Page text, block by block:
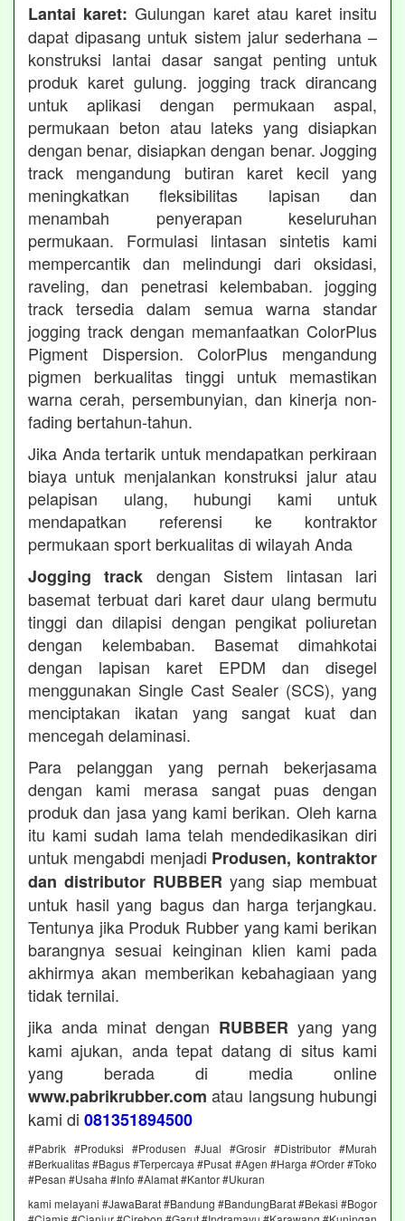
Lantai karet: Gulungan karet atau karet insitu
dapat dipasang untuk sistem jalur sederhana –
konstruksi lantai dasar sangat penting untuk
produk karet gulung. jogging track dirancang
untuk aplikasi dengan permukaan aspal,
permukaan beton atau lateks yang disiapkan
dengan benar, disiapkan dengan benar. Jogging
track mengandung butiran karet kecil yang
meningkatkan fleksibilitas lapisan dan
menambah penyerapan keseluruhan
permukaan. Formulasi lintasan sintetis kami
mempercantik dan melindungi dari oksidasi,
raveling, dan penetrasi kelembaban. jogging
track tersedia dalam semua warna standar
jogging track dengan memanfaatkan ColorPlus
Pigment Dispersion. ColorPlus mengandung
pigmen berkualitas tinggi untuk memastikan
warna cerah, persembunyian, dan kinerja non-
fading bertahun-tahun.
Jika Anda tertarik untuk mendapatkan perkiraan
biaya untuk menjalankan konstruksi jalur atau
pelapisan ulang, hubungi kami untuk
mendapatkan referensi ke kontraktor
permukaan sport berkualitas di wilayah Anda
Jogging track dengan Sistem lintasan lari
basemat terbuat dari karet daur ulang bermutu
tinggi dan dilapisi dengan pengikat poliuretan
dengan kelembaban. Basemat dimahkotai
dengan lapisan karet EPDM dan disegel
menggunakan Single Cast Sealer (SCS), yang
menciptakan ikatan yang sangat kuat dan
mencegah delaminasi.
Para pelanggan yang pernah bekerjasama
dengan kami merasa sangat puas dengan
produk dan jasa yang kami berikan. Oleh karna
itu kami sudah lama telah mendedikasikan diri
untuk mengabdi menjadi Produsen, kontraktor
dan distributor RUBBER yang siap membuat
untuk hasil yang bagus dan harga terjangkau.
Tentunya jika Produk Rubber yang kami berikan
barangnya sesuai keinginan klien kami pada
akhirmya akan memberikan kebahagiaan yang
tidak ternilai.
jika anda minat dengan RUBBER yang yang
kami ajukan, anda tepat datang di situs kami
yang berada di media online
www.pabrikrubber.com atau langsung hubungi
kami di 081351894500
#Pabrik #Produksi #Produsen #Jual #Grosir #Distributor #Murah
#Berkualitas #Bagus #Terpercaya #Pusat #Agen #Harga #Order #Toko
#Pesan #Usaha #Info #Alamat #Kantor #Ukuran
kami melayani #JawaBarat #Bandung #BandungBarat #Bekasi #Bogor